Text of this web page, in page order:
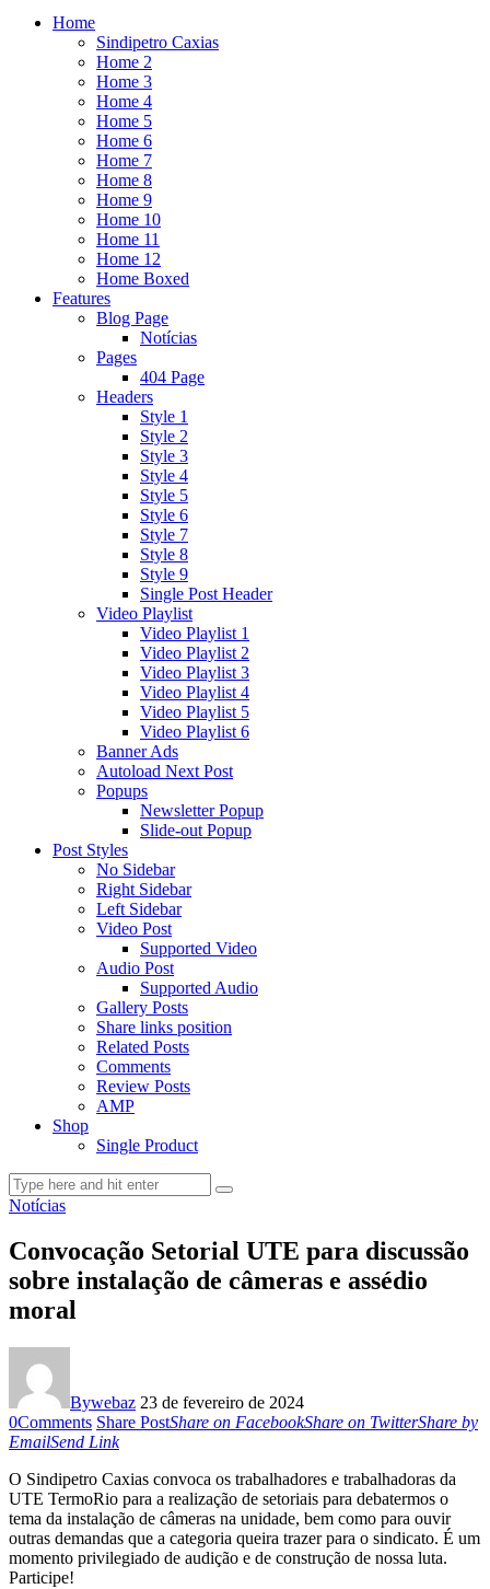
Home
Sindipetro Caxias
Home 2
Home 3
Home 4
Home 5
Home 6
Home 7
Home 8
Home 9
Home 10
Home 11
Home 12
Home Boxed
Features
Blog Page
Notícias
Pages
404 Page
Headers
Style 1
Style 2
Style 3
Style 4
Style 5
Style 6
Style 7
Style 8
Style 9
Single Post Header
Video Playlist
Video Playlist 1
Video Playlist 2
Video Playlist 3
Video Playlist 4
Video Playlist 5
Video Playlist 6
Banner Ads
Autoload Next Post
Popups
Newsletter Popup
Slide-out Popup
Post Styles
No Sidebar
Right Sidebar
Left Sidebar
Video Post
Supported Video
Audio Post
Supported Audio
Gallery Posts
Share links position
Related Posts
Comments
Review Posts
AMP
Shop
Single Product
Notícias
Convocação Setorial UTE para discussão
sobre instalação de câmeras e assédio
moral
Bywebaz 23 de fevereiro de 2024
0Comments Share PostShare on FacebookShare on TwitterShare by
EmailSend Link
O Sindipetro Caxias convoca os trabalhadores e trabalhadoras da
UTE TermoRio para a realização de setoriais para debatermos o
tema da instalação de câmeras na unidade, bem como para ouvir
outras demandas que a categoria queira trazer para o sindicato. É um
momento privilegiado de audição e de construção de nossa luta.
Participe!